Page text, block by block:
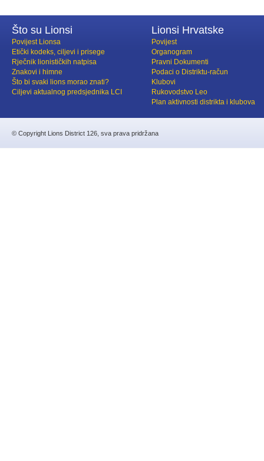
Što su Lionsi
Povijest Lionsa
Etički kodeks, ciljevi i prisege
Rječnik lionističkih natpisa
Znakovi i himne
Što bi svaki lions morao znati?
Ciljevi aktualnog predsjednika LCI
Lionsi Hrvatske
Povijest
Organogram
Pravni Dokumenti
Podaci o Distriktu-račun
Klubovi
Rukovodstvo Leo
Plan aktivnosti distrikta i klubova
© Copyright Lions District 126, sva prava pridržana